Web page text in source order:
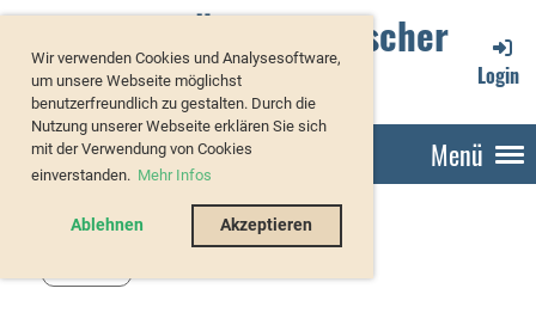
Wir verwenden Cookies und Analysesoftware,
um unsere Webseite möglichst
benutzerfreundlich zu gestalten. Durch die
Nutzung unserer Webseite erklären Sie sich
mit der Verwendung von Cookies
einverstanden. Mehr Infos
Ablehnen Akzeptieren
Verband Österreichischer
Forellenzüchter
Login
Menü